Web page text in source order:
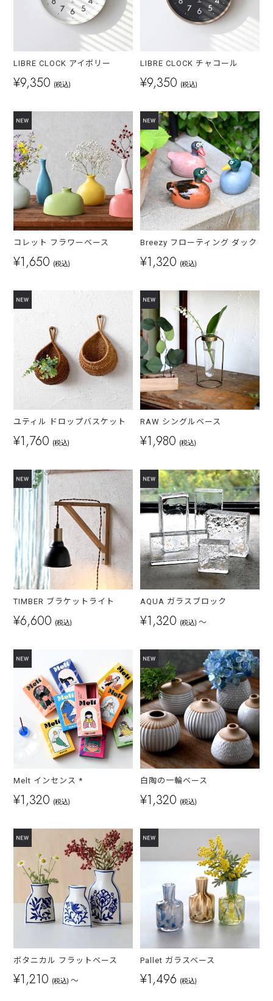
LIBRE CLOCK アイボリー
¥9,350 (税込)
LIBRE CLOCK チャコール
¥9,350 (税込)
コレット フラワーベース
¥1,650 (税込)
Breezy フローティング ダック
¥1,320 (税込)
ユティル ドロップバスケット
¥1,760 (税込)
RAW シングルベース
¥1,980 (税込)
TIMBER ブラケットライト
¥6,600 (税込)
AQUA ガラスブロック
¥1,320 (税込) ～
Melt インセンス *
¥1,320 (税込)
白陶の一輪ベース
¥1,320 (税込)
ボタニカル フラットベース
¥1,210 (税込) ～
Pallet ガラスベース
¥1,496 (税込)